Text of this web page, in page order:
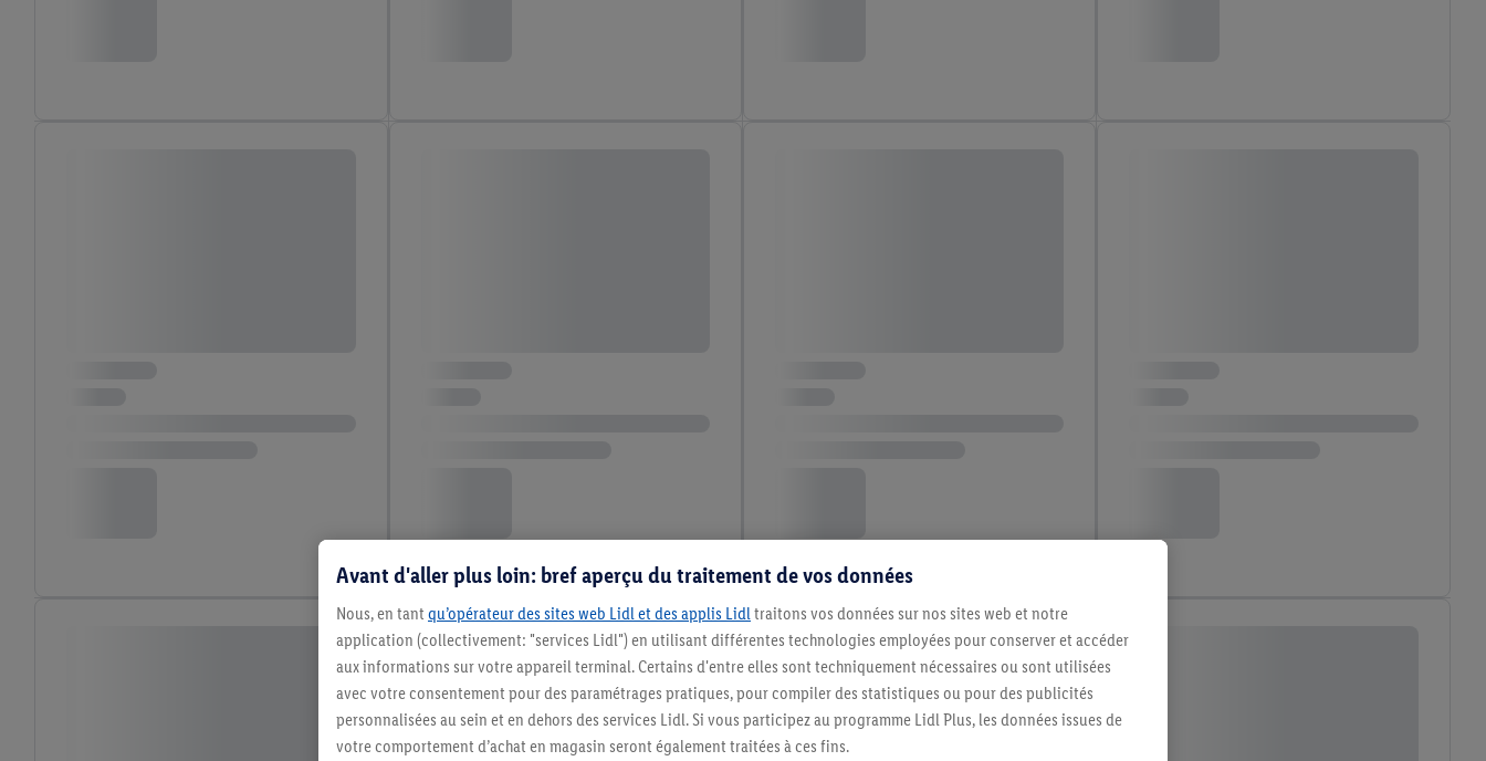
Avant d'aller plus loin: bref aperçu du traitement de vos données
Nous, en tant qu’opérateur des sites web Lidl et des applis Lidltraitons vos données sur nos sites web et notre
application (collectivement: "services Lidl") en utilisant différentes technologies employées pour conserver et accéder
aux informations sur votre appareil terminal. Certains d'entre elles sont techniquement nécessaires ou sont utilisées
avec votre consentement pour des paramétrages pratiques, pour compiler des statistiques ou pour des publicités
personnalisées au sein et en dehors des services Lidl. Si vous participez au programme Lidl Plus, les données issues de
votre comportement d’achat en magasin seront également traitées à ces fins.